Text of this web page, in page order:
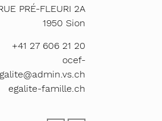
PRÉ-FLEURI 2A
1950 Sion
+41 27 606 21 20
ocef-
egalite-famille.ch